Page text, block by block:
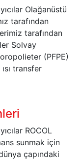
Olağanüstü
tarafından
tarafından
Solvay
(PFPE)
transfer
ROCOL
sunmak için
çapındaki